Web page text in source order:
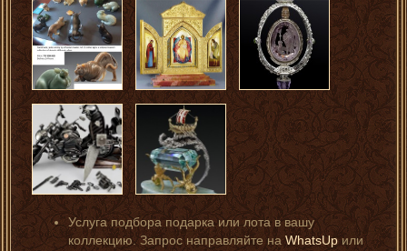
Услуга подбора подарка или лота в вашу
коллекцию. Запрос направляйте наWhatsUpили